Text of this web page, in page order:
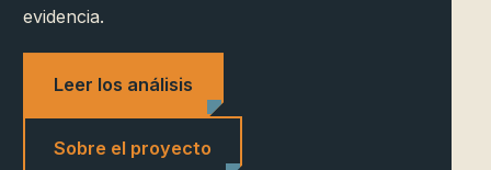
evidencia.
Leer los análisis
Sobre el proyecto